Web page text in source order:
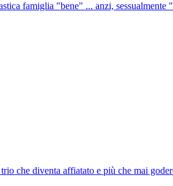
famiglia "bene" ... anzi, sessualmente
che diventa affiatato e più che mai